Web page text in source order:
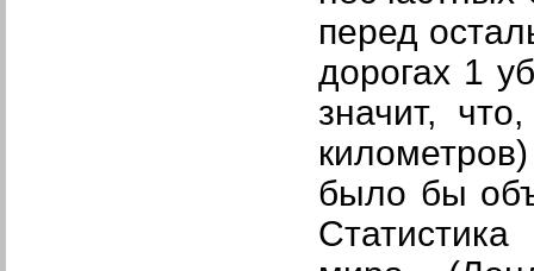
перед
дорогах 1
значит,
было бы